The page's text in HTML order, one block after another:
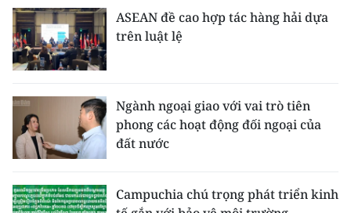
ASEAN đề cao hợp tác hàng hải dựa
trên luật lệ
Ngành ngoại giao với vai trò tiên
phong các hoạt động đối ngoại của
đất nước
Campuchia chú trọng phát triển kinh